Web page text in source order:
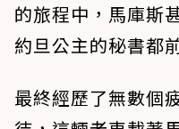
的旅程中，馬庫斯
約旦公主的秘書都
最終經歷了無數個